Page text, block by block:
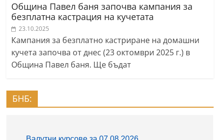
Община Павел баня започва кампания за
безплатна кастрация на кучетата
23.10.2025
Кампания за безплатно кастриране на домашни
кучета започва от днес (23 октомври 2025 г.) в
Община Павел баня. Ще бъдат
БНБ: